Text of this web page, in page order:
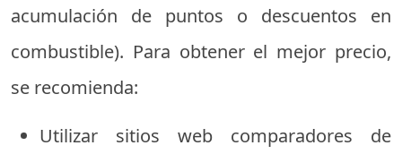
acumulación de puntos o descuentos en
combustible). Para obtener el mejor precio,
se recomienda:
Utilizar sitios web comparadores de